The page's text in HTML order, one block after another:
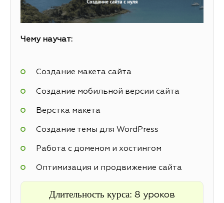
Чему научат:
Создание макета сайта
Создание мобильной версии сайта
Верстка макета
Создание темы для WordPress
Работа с доменом и хостингом
Оптимизация и продвижение сайта
Длительность курса: 8 уроков